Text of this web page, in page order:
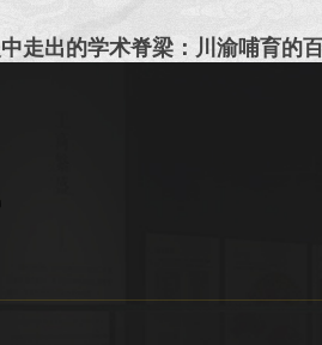
走出的学术脊梁：川渝哺育的